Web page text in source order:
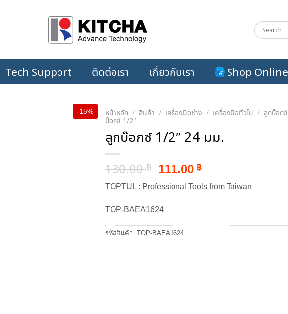
Tech Support ติดต่อเรา เกี่ยวกับเรา Shop Online
-15% หน้าหลัก / สินค้า / เครื่องมือช่าง / เครื่องมือทั่วไป / ลูกบ๊อกซ์
บ๊อกซ์ 1/2"
ลูกบ๊อกซ์ 1/2″ 24 มม.
130.00฿ Original
price
was:
130.00 ฿.
111.00 ฿Current
price
is:
TOPTUL : Professional Tools from Taiwan
TOP-BAEA1624
รหัสสินค้า: TOP-BAEA1624